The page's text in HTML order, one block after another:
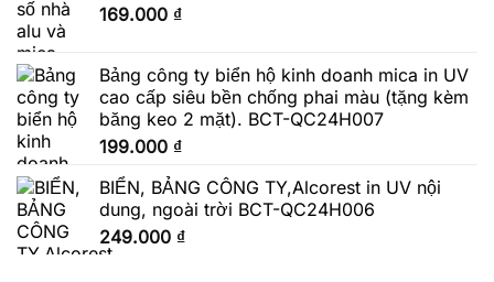
169.000 ₫
Bảng công ty biển hộ kinh doanh mica in UV
cao cấp siêu bền chống phai màu (tặng kèm
băng keo 2 mặt). BCT-QC24H007
199.000 ₫
BIỂN, BẢNG CÔNG TY,Alcorest in UV nội
dung, ngoài trời BCT-QC24H006
249.000 ₫